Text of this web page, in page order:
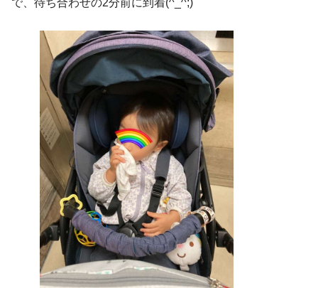
で、待ち合わせの2分前に到着(^_^;)